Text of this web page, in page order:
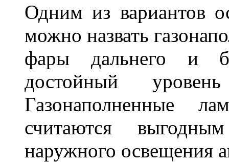
Одним из вариантов
можно назвать
фары дальнего и
достойный
Газонаполненные
считаются
наружного освещения